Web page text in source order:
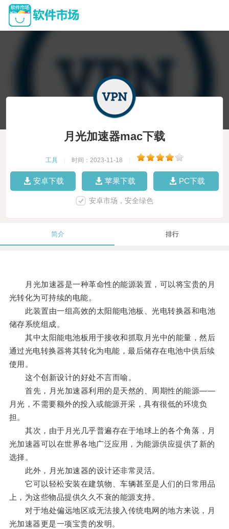
月光加速器mac下载
工具 时间：2023-11-18
安卓下载 苹果下载 PC下载
安卓市场，安全绿色
简介 排行
月光加速器是一种革命性的能源装置，可以将宝贵的月
光转化为可持续的电能。
此装置由一组高效的太阳能电池板、光电转换器和电池
储存系统组成。
其中太阳能电池板用于接收和抓取月光中的能量，然后
通过光电转换器将其转化为电能，最后储存在电池中供后续
使用。
这个创新设计的好处不言而喻。
首先，月光加速器利用的是天然的、周期性的能源——
月光，不需要额外的投入或能源开采，具有很低的环境负
担。
其次，由于月光几乎普遍存在于地球上的各个角落，月
光加速器可以在世界各地广泛应用，为能源供应提供了新的
选择。
此外，月光加速器的设计还非常灵活。
它可以轻松安装在建筑物、车辆甚至是人们的日常用品
上，为这些物品提供久久不衰的能源支持。
对于地处偏远地区或无法接入传统电网的地方来说，月
光加速器更是一项宝贵的发明。